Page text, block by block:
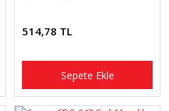
514,78 TL
Sepete Ekle